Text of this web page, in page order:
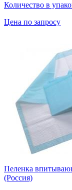
Количество в
Цена по запросу
Пеленка
(Россия)